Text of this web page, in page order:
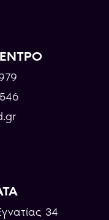
ιστορίας.
34